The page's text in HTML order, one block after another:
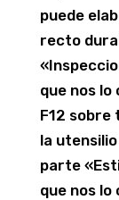
puede
recto
que nos
F12 sobre
la
parte
que nos lo